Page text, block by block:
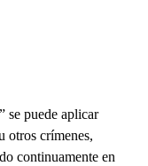
se puede aplicar
otros crímenes,
continuamente en